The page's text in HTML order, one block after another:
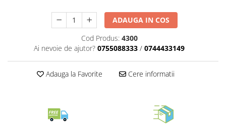
Figurine
Cani/Pahare
ADAUGA IN COS
Cod Produs: 4300
Ai nevoie de ajutor? 0755088333 / 0744433149
Adauga la Favorite Cere informatii